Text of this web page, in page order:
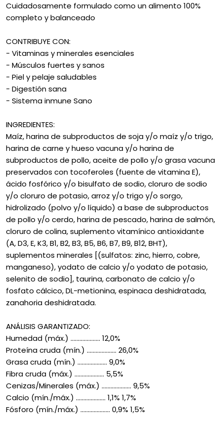
Cuidadosamente formulado como un alimento 100%
completo y balanceado
CONTRIBUYE CON:
- Vitaminas y minerales esenciales
- Músculos fuertes y sanos
- Piel y pelaje saludables
- Digestión sana
- Sistema inmune Sano
INGREDIENTES:
Maíz, harina de subproductos de soja y/o maíz y/o trigo,
harina de carne y hueso vacuna y/o harina de
subproductos de pollo, aceite de pollo y/o grasa vacuna
preservados con tocoferoles (fuente de vitamina E),
ácido fosfórico y/o bisulfato de sodio, cloruro de sodio
y/o cloruro de potasio, arroz y/o trigo y/o sorgo,
hidrolizado (polvo y/o líquido) a base de subproductos
de pollo y/o cerdo, harina de pescado, harina de salmón,
cloruro de colina, suplemento vitamínico antioxidante
(A, D3, E, K3, B1, B2, B3, B5, B6, B7, B9, B12, BHT),
suplementos minerales [(sulfatos: zinc, hierro, cobre,
manganeso), yodato de calcio y/o yodato de potasio,
selenito de sodio], taurina, carbonato de calcio y/o
fosfato cálcico, DL-metionina, espinaca deshidratada,
zanahoria deshidratada.
ANÁLISIS GARANTIZADO:
Humedad (máx.) .................... 12,0%
Proteína cruda (mín.) .................... 26,0%
Grasa cruda (mín.) .................... 9,0%
Fibra cruda (máx.) .................... 5,5%
Cenizas/Minerales (máx.) .................... 9,5%
Calcio (mín./máx.) .................... 1,1% 1,7%
Fósforo (mín./máx.) .................... 0,9% 1,5%